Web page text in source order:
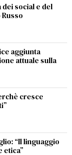
social e del
aggiunta
attuale sulla
cresce
“Il linguaggio
etica”